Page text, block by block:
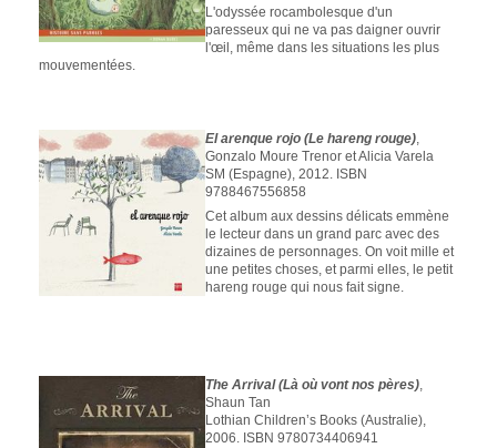
L'odyssée rocambolesque d'un
paresseux qui ne va pas daigner ouvrir
l'œil, même dans les situations les plus
mouvementées.
El arenque rojo (Le hareng rouge),
Gonzalo Moure Trenor et Alicia Varela
SM (Espagne), 2012. ISBN
9788467556858
Cet album aux dessins délicats emmène
le lecteur dans un grand parc avec des
dizaines de personnages. On voit mille et
une petites choses, et parmi elles, le petit
hareng rouge qui nous fait signe.
The Arrival (Là où vont nos pères),
Shaun Tan
Lothian Children’s Books (Australie),
2006. ISBN 9780734406941